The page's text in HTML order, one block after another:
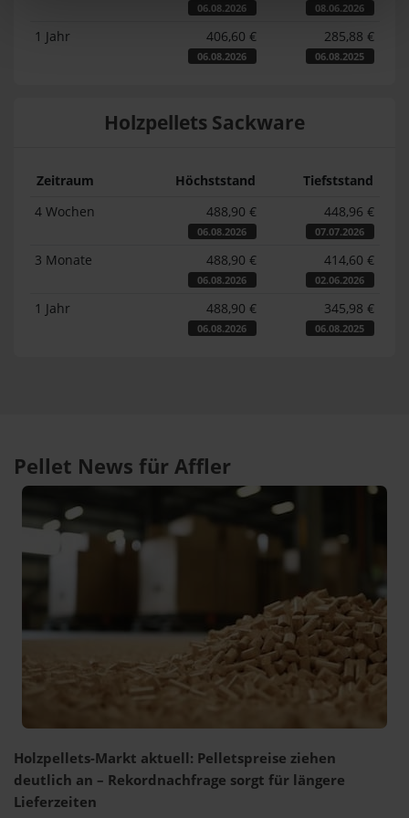
06.08.2026 08.06.2026
1 Jahr 406,60 €
06.08.2026
285,88 €
06.08.2025
Holzpellets Sackware
Zeitraum Höchststand
Tiefststand
4 Wochen
488,90 €
06.08.2026
448,96 €
07.07.2026
3 Monate 488,90 €
06.08.2026
414,60 €
02.06.2026
1 Jahr 488,90 €
06.08.2026
345,98 €
06.08.2025
Pellet News für Affler
Holzpellets-Markt aktuell: Pelletspreise ziehen
deutlich an – Rekordnachfrage sorgt für längere
Lieferzeiten